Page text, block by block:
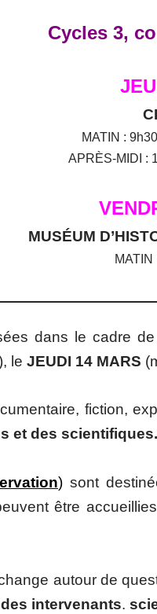
Cycles 3,
MATIN :
APRÈS-MIDI :
MUSÉUM
dans le cadre
le JEUDI 14 MARS
fiction,
et des scientifiques.
)sont
être
autour de
intervenants.